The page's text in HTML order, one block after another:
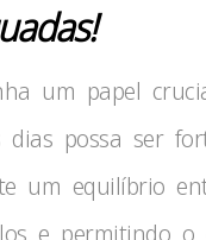
um papel
possa ser
um equilíbrio